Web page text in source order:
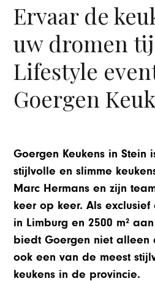
Ervaar de
uw dromen
Lifestyle
Goergen
Goergen Keukens in Stein
stijlvolle en slimme
Marc Hermans en zijn
keer op keer. Als
in Limburg en 2500 m²
biedt Goergen niet alleen
ook een van de meest
keukens in de provincie.